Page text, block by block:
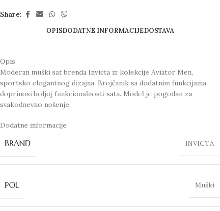
Share:
OPISDODATNE INFORMACIJEDOSTAVA
Opis
Moderan muški sat brenda Invicta iz kolekcije Aviator Men,
sportsko elegantnog dizajna. Brojčanik sa dodatnim funkcijama
doprinosi boljoj funkcionalnosti sata. Model je pogodan za
svakodnevno nošenje.
Dodatne informacije
BRAND INVICTA
POL Muški